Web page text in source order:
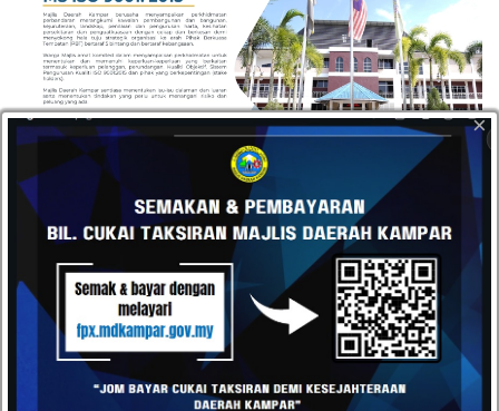
HUBUNGI
Datang dan kunjungi pejabat kami atau hantarkan e-mel
kepada kami pada bila-bila masa anda mahu. Kami terbuka
kepada semua cadangan daripada pelanggan kami.
Majlis Daerah Kampar, Kompleks Pentadbiran MD
Kampar, Jalan Iskandar, 31900 Kampar, Perak
×